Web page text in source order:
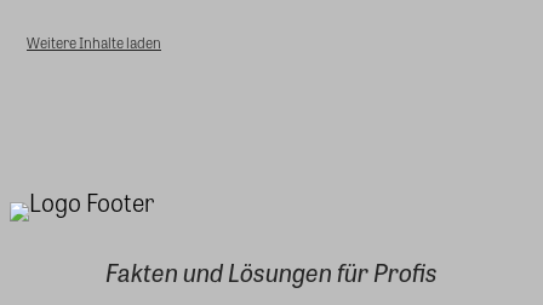
Weitere Inhalte laden
Fakten und Lösungen für Profis